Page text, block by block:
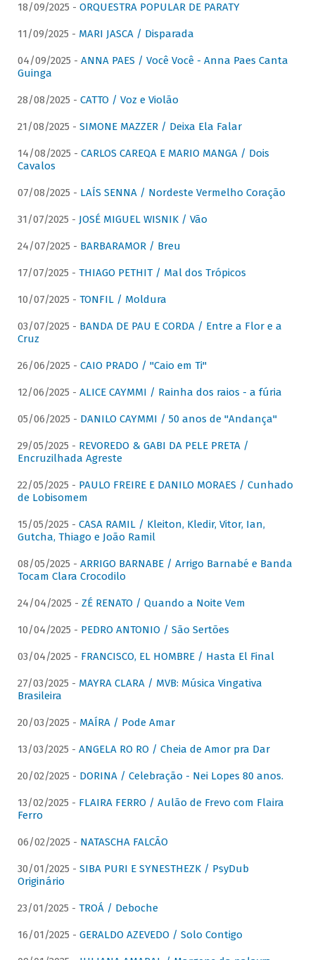
18/09/2025 - ORQUESTRA POPULAR DE PARATY
11/09/2025 - MARI JASCA / Disparada
04/09/2025 - ANNA PAES / Você Você - Anna Paes Canta
Guinga
28/08/2025 - CATTO / Voz e Violão
21/08/2025 - SIMONE MAZZER / Deixa Ela Falar
14/08/2025 - CARLOS CAREQA E MARIO MANGA / Dois
Cavalos
07/08/2025 - LAÍS SENNA / Nordeste Vermelho Coração
31/07/2025 - JOSÉ MIGUEL WISNIK / Vão
24/07/2025 - BARBARAMOR / Breu
17/07/2025 - THIAGO PETHIT / Mal dos Trópicos
10/07/2025 - TONFIL / Moldura
03/07/2025 - BANDA DE PAU E CORDA / Entre a Flor e a
Cruz
26/06/2025 - CAIO PRADO / "Caio em Ti"
12/06/2025 - ALICE CAYMMI / Rainha dos raios - a fúria
05/06/2025 - DANILO CAYMMI / 50 anos de "Andança"
29/05/2025 - REVOREDO & GABI DA PELE PRETA /
Encruzilhada Agreste
22/05/2025 - PAULO FREIRE E DANILO MORAES / Cunhado
de Lobisomem
15/05/2025 - CASA RAMIL / Kleiton, Kledir, Vitor, Ian,
Gutcha, Thiago e João Ramil
08/05/2025 - ARRIGO BARNABE / Arrigo Barnabé e Banda
Tocam Clara Crocodilo
24/04/2025 - ZÉ RENATO / Quando a Noite Vem
10/04/2025 - PEDRO ANTONIO / São Sertões
03/04/2025 - FRANCISCO, EL HOMBRE / Hasta El Final
27/03/2025 - MAYRA CLARA / MVB: Música Vingativa
Brasileira
20/03/2025 - MAÍRA / Pode Amar
13/03/2025 - ANGELA RO RO / Cheia de Amor pra Dar
20/02/2025 - DORINA / Celebração - Nei Lopes 80 anos.
13/02/2025 - FLAIRA FERRO / Aulão de Frevo com Flaira
Ferro
06/02/2025 - NATASCHA FALCÃO
30/01/2025 - SIBA PURI E SYNESTHEZK / PsyDub
Originário
23/01/2025 - TROÁ / Deboche
16/01/2025 - GERALDO AZEVEDO / Solo Contigo